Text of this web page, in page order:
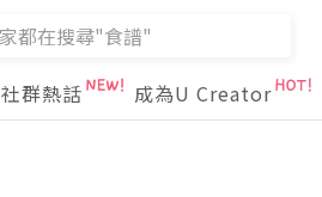
社群熱話 成為U Creator